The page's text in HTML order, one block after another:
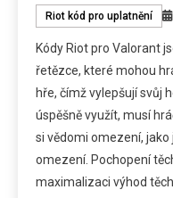
Riot kód pro uplatnění
Kódy Riot pro Valorant
řetězce, které mohou
hře, čímž vylepšují svůj
úspěšně využít, musí
si vědomi omezení,
omezení. Pochopení
maximalizaci výhod